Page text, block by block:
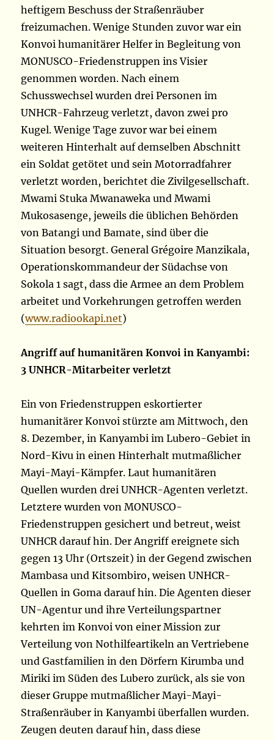
heftigem Beschuss der Straßenräuber
freizumachen. Wenige Stunden zuvor war ein
Konvoi humanitärer Helfer in Begleitung von
MONUSCO-Friedenstruppen ins Visier
genommen worden. Nach einem
Schusswechsel wurden drei Personen im
UNHCR-Fahrzeug verletzt, davon zwei pro
Kugel. Wenige Tage zuvor war bei einem
weiteren Hinterhalt auf demselben Abschnitt
ein Soldat getötet und sein Motorradfahrer
verletzt worden, berichtet die Zivilgesellschaft.
Mwami Stuka Mwanaweka und Mwami
Mukosasenge, jeweils die üblichen Behörden
von Batangi und Bamate, sind über die
Situation besorgt. General Grégoire Manzikala,
Operationskommandeur der Südachse von
Sokola 1 sagt, dass die Armee an dem Problem
arbeitet und Vorkehrungen getroffen werden
(www.radiookapi.net)
Angriff auf humanitären Konvoi in Kanyambi:
3 UNHCR-Mitarbeiter verletzt
Ein von Friedenstruppen eskortierter
humanitärer Konvoi stürzte am Mittwoch, den
8. Dezember, in Kanyambi im Lubero-Gebiet in
Nord-Kivu in einen Hinterhalt mutmaßlicher
Mayi-Mayi-Kämpfer. Laut humanitären
Quellen wurden drei UNHCR-Agenten verletzt.
Letztere wurden von MONUSCO-
Friedenstruppen gesichert und betreut, weist
UNHCR darauf hin. Der Angriff ereignete sich
gegen 13 Uhr (Ortszeit) in der Gegend zwischen
Mambasa und Kitsombiro, weisen UNHCR-
Quellen in Goma darauf hin. Die Agenten dieser
UN-Agentur und ihre Verteilungspartner
kehrten im Konvoi von einer Mission zur
Verteilung von Nothilfeartikeln an Vertriebene
und Gastfamilien in den Dörfern Kirumba und
Miriki im Süden des Lubero zurück, als sie von
dieser Gruppe mutmaßlicher Mayi-Mayi-
Straßenräuber in Kanyambi überfallen wurden.
Zeugen deuten darauf hin, dass diese